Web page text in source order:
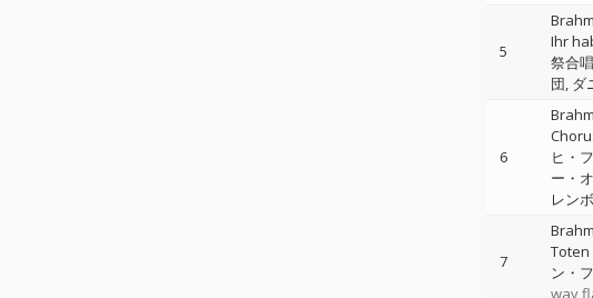
5
Ihr
祭合
団 ダ
6
ヒ・
ー・
レン
7
Toten
ン・